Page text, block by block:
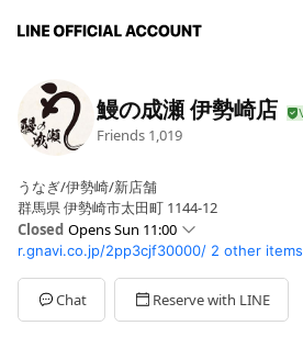
鰻の成瀬 伊勢崎店
Friends 1,019
うなぎ/伊勢崎/新店舗
群馬県 伊勢崎市太田町 1144-12
Closed Opens Sun 11:00
Mon11:00 - 14:00,17:00 - 20:00
Tue11:00 - 14:00,17:00 - 20:00
Wed11:00 - 14:00,17:00 - 20:00
Thu11:00 - 14:00,17:00 - 20:00
r.gnavi.co.jp/2pp3cjf30000/ 2 other items
Chat Reserve with LINE